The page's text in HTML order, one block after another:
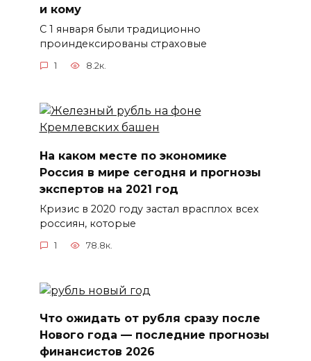
и кому
С 1 января были традиционно
проиндексированы страховые
1 8.2к.
На каком месте по экономике
Россия в мире сегодня и прогнозы
экспертов на 2021 год
Кризис в 2020 году застал врасплох всех
россиян, которые
1 78.8к.
Что ожидать от рубля сразу после
Нового года — последние прогнозы
финансистов 2026